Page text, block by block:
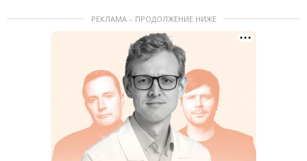
РЕКЛАМА – ПРОДОЛЖЕНИЕ НИЖЕ